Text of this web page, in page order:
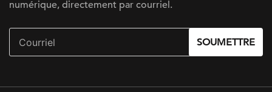
numérique, directement par courriel.
SOUMETTRE